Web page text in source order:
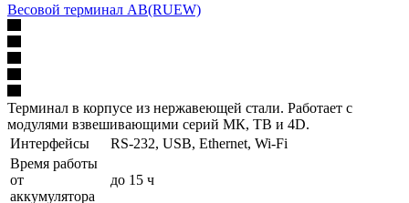
Весовой терминал AB(RUEW)
Терминал в корпусе из нержавеющей стали. Работает с
модулями взвешивающими серий МК, ТВ и 4D.
Интерфейсы
RS-232, USB, Ethernet, Wi-Fi
Время работы
от
аккумулятора
до 15 ч